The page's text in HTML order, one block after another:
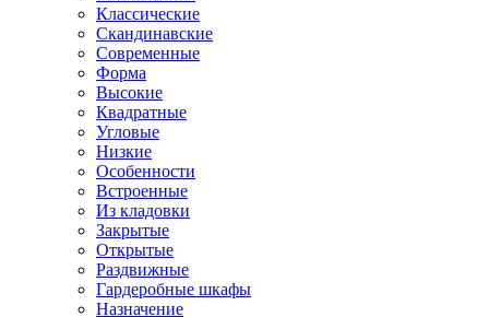
Классические
Скандинавские
Современные
Форма
Высокие
Квадратные
Угловые
Низкие
Особенности
Встроенные
Из кладовки
Закрытые
Открытые
Раздвижные
Гардеробные шкафы
Назначение